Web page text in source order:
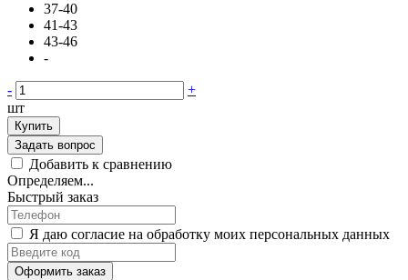
37-40
41-43
43-46
-
-
+
шт
Купить
Задать вопрос
Добавить к сравнению
Определяем...
Быстрый заказ
Я даю согласие на обработку моих персональных данных
Оформить заказ